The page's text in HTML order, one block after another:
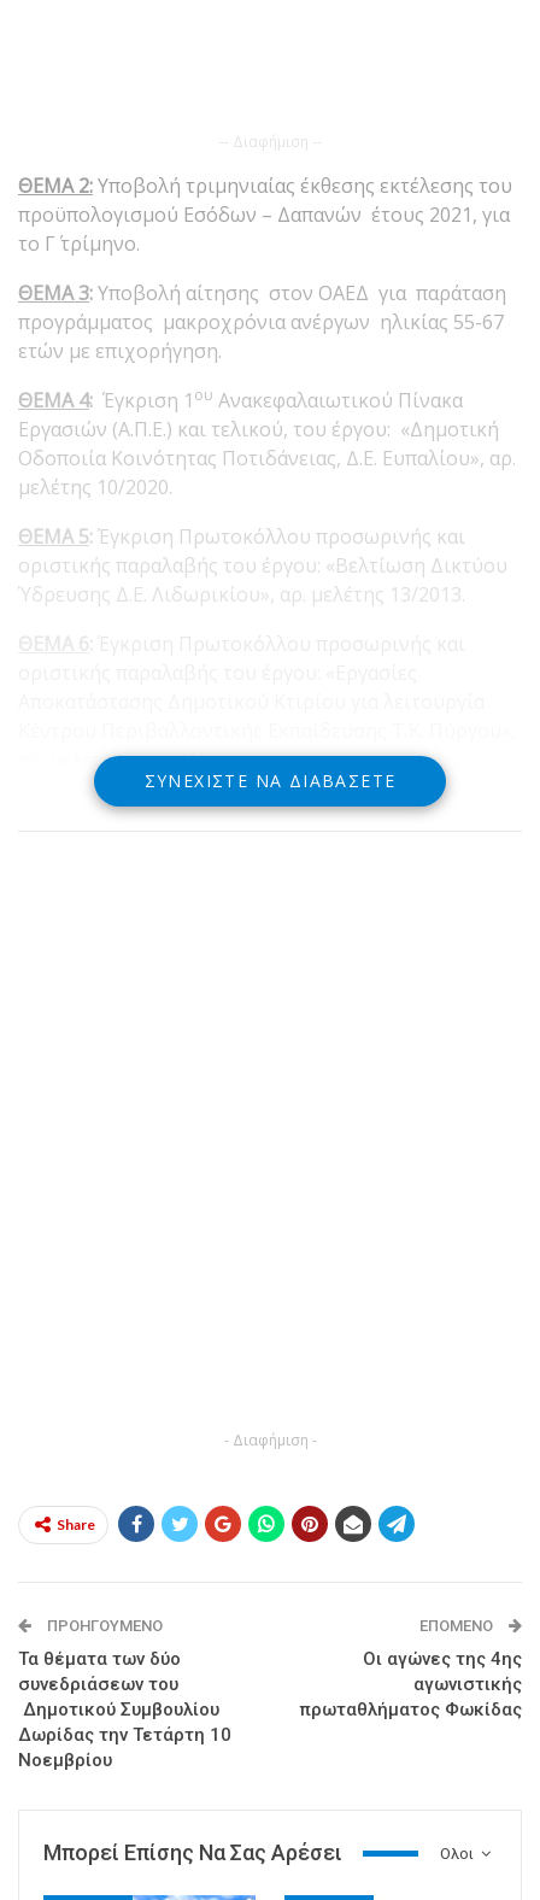
-- Διαφήμιση --
ΘΕΜΑ 2:Υποβολή τριμηνιαίας έκθεσης εκτέλεσης του
προϋπολογισμού Εσόδων – Δαπανών έτους 2021, για
το Γ΄ τρίμηνο.
ΘΕΜΑ 3:Υποβολή αίτησης στον ΟΑΕΔ για παράταση
προγράμματος μακροχρόνια ανέργων ηλικίας 55-67
ετών με επιχορήγηση.
ΘΕΜΑ 4: Έγκριση 1 ου Ανακεφαλαιωτικού Πίνακα
Εργασιών (Α.Π.Ε.) και τελικού, του έργου: «Δημοτική
Οδοποιία Κοινότητας Ποτιδάνειας, Δ.Ε. Ευπαλίου», αρ.
μελέτης 10/2020.
ΘΕΜΑ 5:Έγκριση Πρωτοκόλλου προσωρινής και
οριστικής παραλαβής του έργου: «Βελτίωση Δικτύου
Ύδρευσης Δ.Ε. Λιδωρικίου», αρ. μελέτης 13/2013.
αρ. μελέτης 20 /2013.
ΣΥΝΕΧΊΣΤΕ ΝΑ ΔΙΑΒΆΣΕΤΕ
- Διαφήμιση -
Share
ΠΡΟΗΓΟΎΜΕΝΟ
Τα θέματα των δύο
συνεδριάσεων του
Δημοτικού Συμβουλίου
Δωρίδας την Τετάρτη 10
Νοεμβρίου
ΕΠΌΜΕΝΟ
Οι αγώνες της 4ης
αγωνιστικής
πρωταθλήματος Φωκίδας
Ολοι
Μπορεί Επίσης Να Σας Αρέσει